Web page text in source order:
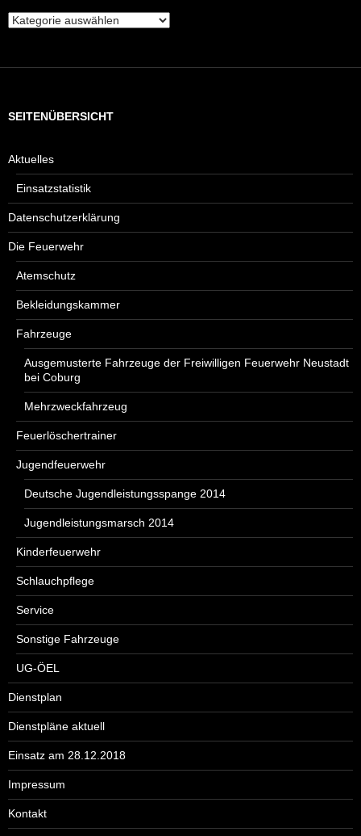
Welche
SEITENÜBERSICHT
Aktuelles
Einsatzstatistik
Datenschutzerklärung
Die Feuerwehr
Atemschutz
Bekleidungskammer
Fahrzeuge
Ausgemusterte Fahrzeuge der Freiwilligen Feuerwehr Neustadt
bei Coburg
Mehrzweckfahrzeug
Feuerlöschertrainer
Jugendfeuerwehr
Deutsche Jugendleistungsspange 2014
Jugendleistungsmarsch 2014
Kinderfeuerwehr
Schlauchpflege
Service
Sonstige Fahrzeuge
UG-ÖEL
Dienstplan
Dienstpläne aktuell
Einsatz am 28.12.2018
Impressum
Kontakt